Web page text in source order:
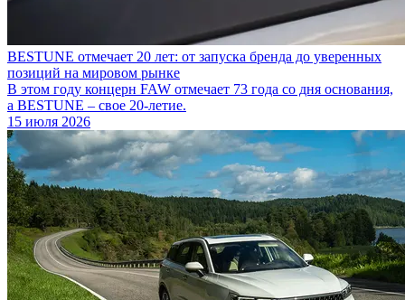
BESTUNE отмечает 20 лет: от запуска бренда до уверенных
позиций на мировом рынке
В этом году концерн FAW отмечает 73 года со дня основания,
а BESTUNE – свое 20-летие.
15 июля 2026